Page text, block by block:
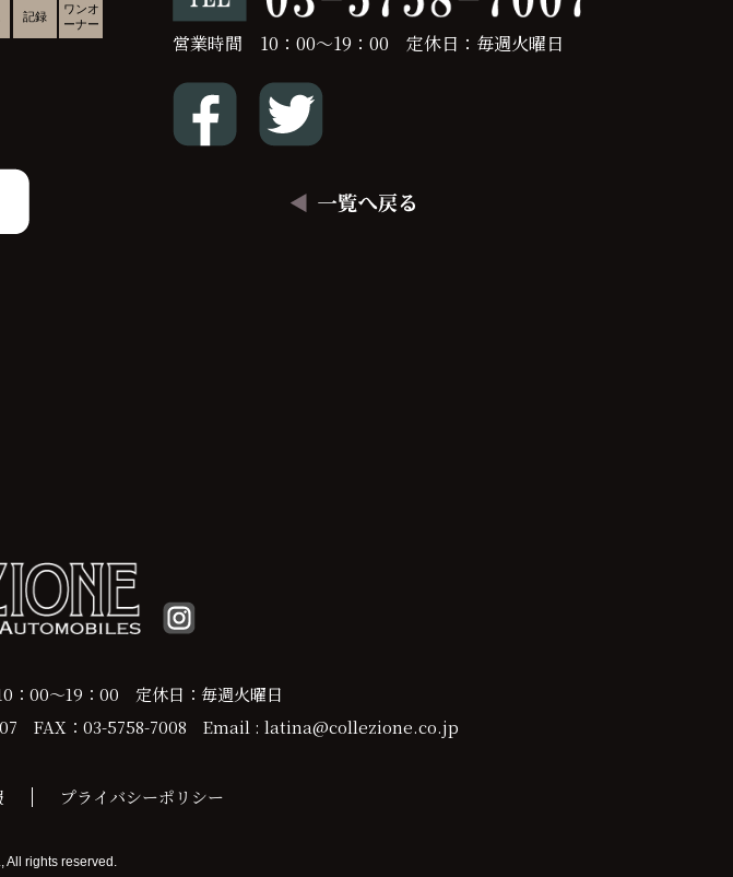
記録
ワンオ
ーナー
営業時間 10：00～19：00 定休日：毎週火曜日
：00～19：00 定休日：毎週火曜日
FAX：03-5758-7008 Email : latina@collezione.co.jp
プライバシーポリシー
All rights reserved.